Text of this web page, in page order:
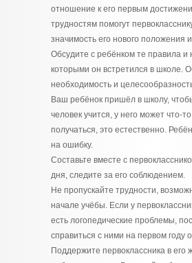
отношение к его первым
трудностям помогут
значимость его нового положения
Обсудите с ребёнком те правила и
которыми он встретился в школе.
необходимость и
Ваш ребёнок пришёл в школу,
человек учится, у него может что-
получаться, это естественно.
на ошибку.
Составьте вместе с
дня, следите за его соблюдением.
Не пропускайте трудности,
начале учёбы. Если у
есть логопедические проблемы,
справиться с ними на первом году
Поддержите первоклассника в его